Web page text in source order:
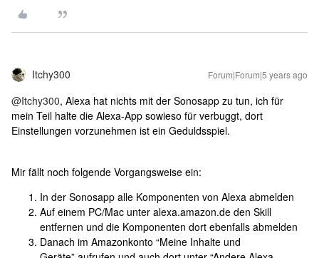
Itchy300 Forum|Forum|5 years ago
@Itchy300, Alexa hat nichts mit der Sonosapp zu tun, ich für
mein Teil halte die Alexa-App sowieso für verbuggt, dort
Einstellungen vorzunehmen ist ein Geduldsspiel.
Mir fällt noch folgende Vorgangsweise ein:
In der Sonosapp alle Komponenten von Alexa abmelden
Auf einem PC/Mac unter alexa.amazon.de den Skill
entfernen und die Komponenten dort ebenfalls abmelden
Danach im Amazonkonto “Meine Inhalte und